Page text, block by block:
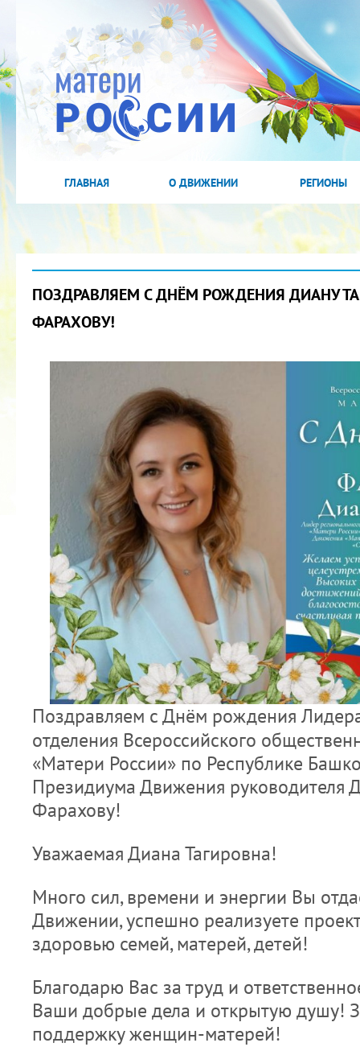
ГЛАВНАЯ О ДВИЖЕНИИ РЕГИОНЫ
ПОЗДРАВЛЯЕМ С ДНЁМ РОЖДЕНИЯ ДИАНУ
ФАРАХОВУ!
Поздравляем с Днём рождения
отделения Всероссийского
«Матери России» по Республике
Президиума Движения руководителя
Фарахову!
Уважаемая Диана Тагировна!
Много сил, времени и энергии Вы
Движении, успешно реализуете
здоровью семей, матерей, детей!
Благодарю Вас за труд и
Ваши добрые дела и открытую душу!
поддержку женщин-матерей!
2022 ГОД ПРОВОЗГЛАШЕН ГОДОМ
МАТЕРИ В ЯКУТИИ
19.12.2021